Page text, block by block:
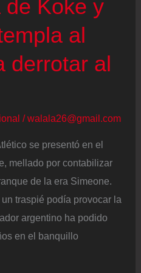
de Koke y
al
derrotar al
/walala26@gmail.com
se presentó en el
mellado por contabilizar
de la era Simeone.
traspié podía provocar la
argentino ha podido
en el banquillo